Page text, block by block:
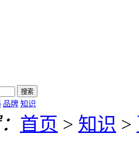
搜索
品牌 知识
首页 > 知识 >